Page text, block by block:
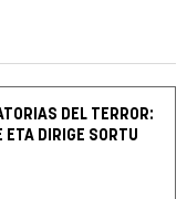
DEL TERROR:
ETA DIRIGE SORTU